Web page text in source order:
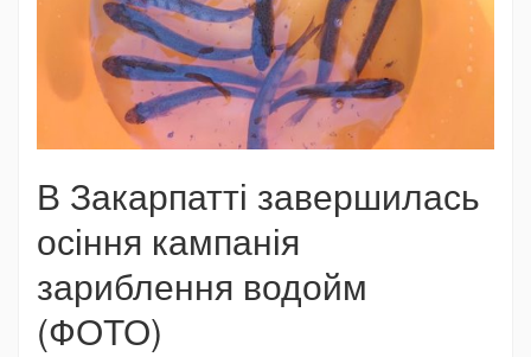
В Закарпатті завершилась
осіння кампанія
зариблення водойм
(ФОТО)